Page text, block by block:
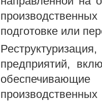
подготовке или
предприятий,